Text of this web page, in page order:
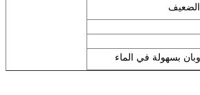
الضعيف
بسهولة في الماء